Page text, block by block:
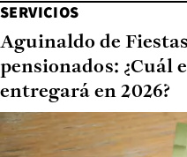
SERVICIOS
Aguinaldo de
pensionados: ¿Cuál
entregará en 2026?